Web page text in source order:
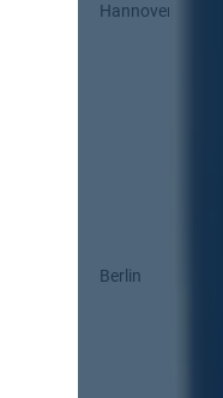
Hannover
Berlin